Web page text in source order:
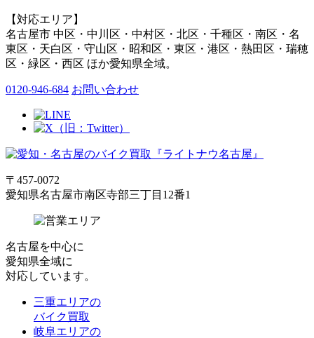
【対応エリア】
名古屋市 中区・中川区・中村区・北区・千種区・南区・名
東区・天白区・守山区・昭和区・東区・港区・熱田区・瑞穂
区・緑区・西区 ほか愛知県全域。
0120-946-684 お問い合わせ
〒457-0072
愛知県名古屋市南区寺部三丁目12番1
名古屋を中心に
愛知県全域に
対応しています。
三重エリアの
バイク買取
岐阜エリアの